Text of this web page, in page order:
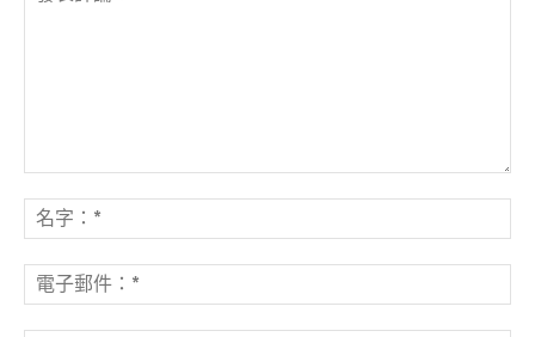
表
評
論：
字
*
子
郵